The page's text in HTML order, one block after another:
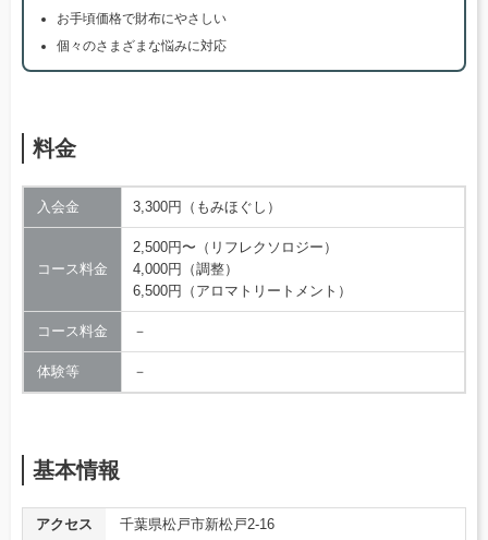
お手頃価格で財布にやさしい
個々のさまざまな悩みに対応
料金
入会金 3,300円（もみほぐし）
コース料金
2,500円〜（リフレクソロジー）
4,000円（調整）
6,500円（アロマトリートメント）
コース料金 －
体験等 －
基本情報
アクセス 千葉県松戸市新松戸2-16